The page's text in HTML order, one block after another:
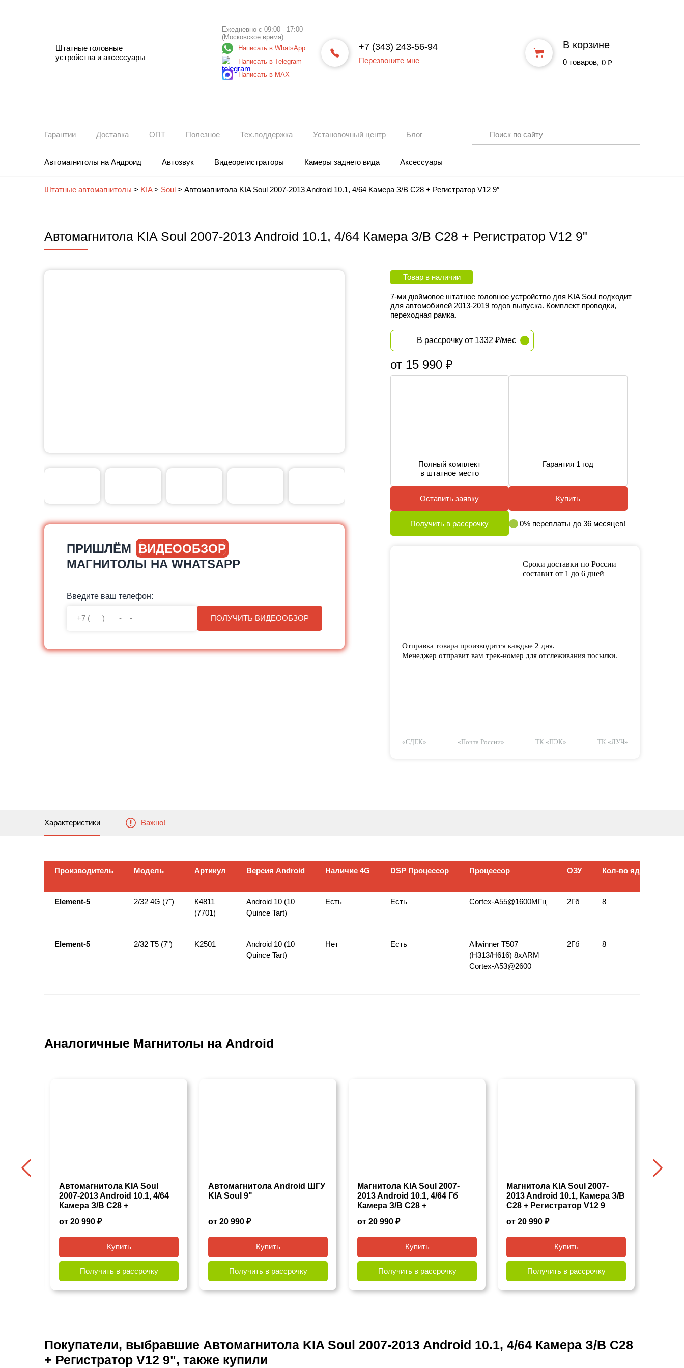
Штатные головные
устройства и аксессуары
Ежедневно с 09:00 - 17:00
(Московское время)
Написать в WhatsApp
Написать в Telegram
Написать в МАХ
+7 (343) 243-56-94
Перезвоните мне
В корзине
0 товаров, 0 ₽
Гарантии Доставка ОПТ Полезное Тех.поддержка Установочный центр Блог
Автомагнитолы на Андроид Автозвук Видеорегистраторы Камеры заднего вида Аксессуары
Штатные автомагнитолы > KIA> Soul > Автомагнитола KIA Soul 2007-2013 Android 10.1, 4/64 Камера З/В С28 + Регистратор V12 9″
Автомагнитола KIA Soul 2007-2013 Android 10.1, 4/64 Камера З/В С28 + Регистратор V12 9"
ПРИШЛЁМ ВИДЕООБЗОР
МАГНИТОЛЫ НА WHATSAPP
Введите ваш телефон:
ПОЛУЧИТЬ ВИДЕООБЗОР
Товар в наличии
7-ми дюймовое штатное головное устройство для KIA Soul подходит
для автомобилей 2013-2019 годов выпуска. Комплект проводки,
переходная рамка.
В рассрочку от 1332 ₽/мес
от 15 990 ₽
Полный комплект
в штатное место
Гарантия 1 год
Оставить заявку Купить
Получить в рассрочку 0% переплаты до 36 месяцев!
Сроки доставки по России
составит от 1 до 6 дней
Отправка товара производится каждые 2 дня.
Менеджер отправит вам трек-номер для отслеживания посылки.
«СДЕК» «Почта России» ТК «ПЭК» ТК «ЛУЧ»
Характеристики Важно!
Производитель Модель Артикул Версия Android Наличие 4G DSP Процессор Процессор ОЗУ Кол‑во ядер
Производитель Модель Артикул Версия Android Наличие 4G DSP Процессор Процессор ОЗУ Кол‑во ядер
Element-5 2/32 4G (7")
К4811
(7701)
Android 10 (10
Quince Tart)
Есть Есть Cortex‑A55@1600МГц 2Гб 8
Element-5 2/32 T5 (7") K2501
Android 10 (10
Quince Tart)
Нет Есть
Allwinner T507
(H313/H616) 8xARM
Cortex‑A53@2600
2Гб 8
Аналогичные Магнитолы на Android
Автомагнитола KIA Soul
2007-2013 Android 10.1, 4/64
Камера З/В С28 +
от 20 990 ₽
Купить
Получить в рассрочку
Автомагнитола Android ШГУ
KIA Soul 9"
от 20 990 ₽
Купить
Получить в рассрочку
Магнитола KIA Soul 2007-
2013 Android 10.1, 4/64 Гб
Камера З/В С28 +
10.1 2/32 Гб Pro
от 20 990 ₽
Купить
Получить в рассрочку
Магнитола KIA Soul 2007-
2013 Android 10.1, Камера З/В
С28 + Регистратор V12 9
от 20 990 ₽
Купить
Получить в рассрочку
Покупатели, выбравшие Автомагнитола KIA Soul 2007-2013 Android 10.1, 4/64 Камера З/В С28
+ Регистратор V12 9", также купили